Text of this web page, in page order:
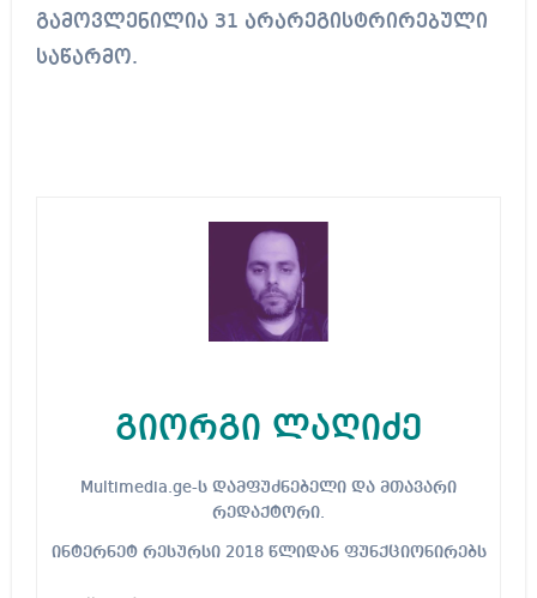
გამოვლენილია 31 არარეგისტრირებული
საწარმო.
გიორგი ლაღიძე
Multimedia.ge-ს დამფუძნებელი და მთავარი
რედაქტორი.
ინტერნეტ რესურსი 2018 წლიდან ფუნქციონირებს